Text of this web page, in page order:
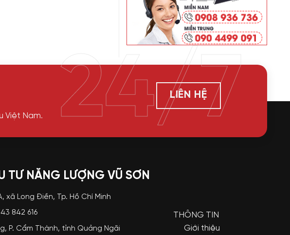
Việt Nam.
LIÊN HỆ
24/7
TƯ NĂNG LƯỢNG VŨ SƠN
xã Long Điền, Tp. Hồ Chí Minh
842 616
P. Cẩm Thành, tỉnh Quảng Ngãi
THÔNG TIN
Giới thiệu